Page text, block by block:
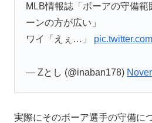
MLB情報誌「ボーアの守備範
ーンの方が広い」
ワイ「えぇ…」
— Zとし (@inaban178)
実際にそのボーア選手の守備に